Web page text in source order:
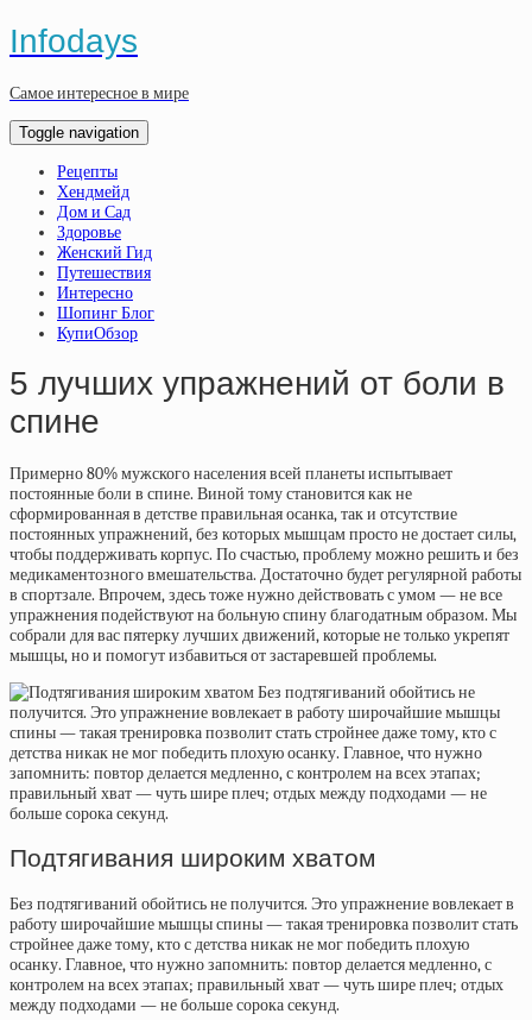
Infodays
Самое интересное в мире
Toggle navigation
Рецепты
Хендмейд
Дом и Сад
Здоровье
Женский Гид
Путешествия
Интересно
Шопинг Блог
КупиОбзор
5 лучших упражнений от боли в
спине
Примерно 80% мужского населения всей планеты испытывает
постоянные боли в спине. Виной тому становится как не
сформированная в детстве правильная осанка, так и отсутствие
постоянных упражнений, без которых мышцам просто не достает силы,
чтобы поддерживать корпус. По счастью, проблему можно решить и без
медикаментозного вмешательства. Достаточно будет регулярной работы
в спортзале. Впрочем, здесь тоже нужно действовать с умом — не все
упражнения подействуют на больную спину благодатным образом. Мы
собрали для вас пятерку лучших движений, которые не только укрепят
мышцы, но и помогут избавиться от застаревшей проблемы.
Подтягивания широким хватом
Без подтягиваний обойтись не получится. Это упражнение вовлекает в
работу широчайшие мышцы спины — такая тренировка позволит стать
стройнее даже тому, кто с детства никак не мог победить плохую
осанку. Главное, что нужно запомнить: повтор делается медленно, с
контролем на всех этапах; правильный хват — чуть шире плеч; отдых
между подходами — не больше сорока секунд.